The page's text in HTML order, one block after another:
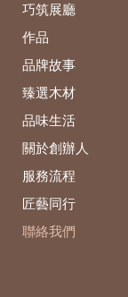
巧筑展廳
作品
品牌故事
臻選木材
品味生活
關於創辦人
服務流程
匠藝同行
聯絡我們